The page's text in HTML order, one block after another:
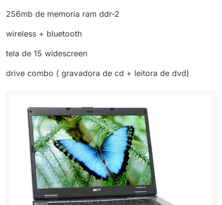
256mb de memoria ram ddr-2
wireless + bluetooth
tela de 15 widescreen
drive combo ( gravadora de cd + leitora de dvd)